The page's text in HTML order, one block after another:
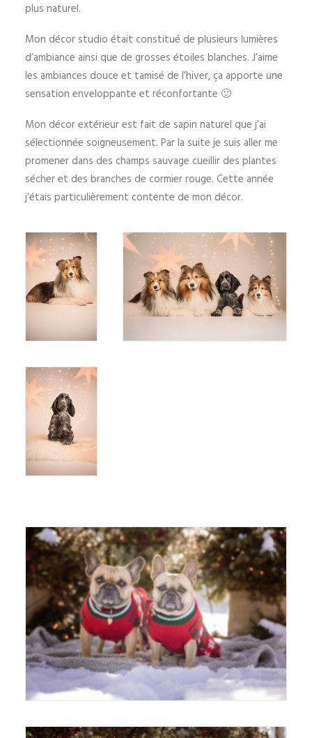
plus naturel.
Mon décor studio était constitué de plusieurs lumières
d’ambiance ainsi que de grosses étoiles blanches. J’aime
les ambiances douce et tamisé de l’hiver, ça apporte une
sensation enveloppante et réconfortante 🙂
Mon décor extérieur est fait de sapin naturel que j’ai
sélectionnée soigneusement. Par la suite je suis aller me
promener dans des champs sauvage cueillir des plantes
sécher et des branches de cormier rouge. Cette année
j’étais particulièrement contente de mon décor.